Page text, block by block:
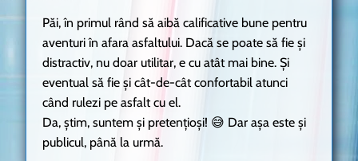
Păi, în primul rând să aibă calificative bune pentru
aventuri în afara asfaltului. Dacă se poate să fie și
distractiv, nu doar utilitar, e cu atât mai bine. Și
eventual să fie și cât-de-cât confortabil atunci
când rulezi pe asfalt cu el.
Da, știm, suntem și pretențioși! 😅 Dar așa este și
publicul, până la urmă.